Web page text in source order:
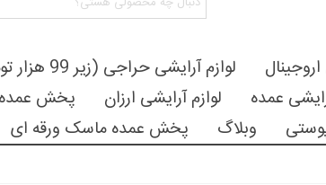
لوازم آرایشی حراجی (زیر 99 هزار تومان)
عمده لوازم آرایشی ارزان پخش عمده
وبلاگ پخش عمده ماسک ورقه ای